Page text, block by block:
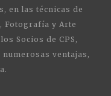
en las técnicas de
Fotografía y Arte
Socios de CPS,
ventajas,